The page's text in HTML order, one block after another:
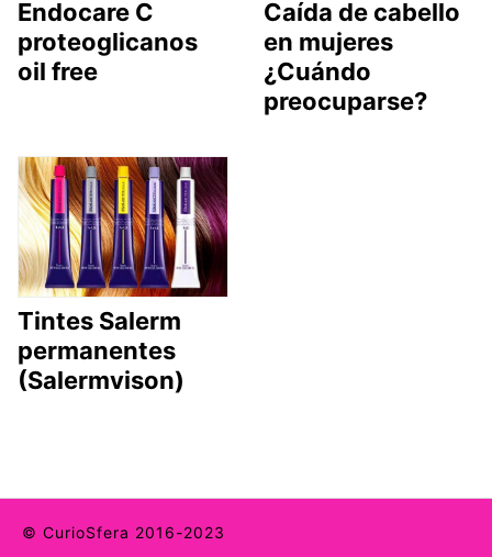
Endocare C
proteoglicanos
oil free
Caída de cabello
en mujeres
¿Cuándo
preocuparse?
Tintes Salerm
permanentes
(Salermvison)
© CurioSfera 2016-2023